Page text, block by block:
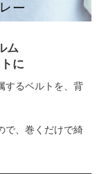
ム
に
するベルトを、背
で、巻くだけで綺